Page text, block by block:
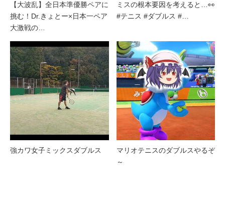
【大波乱】全日本準優勝ペアに
挑む！Dr.きょとー×日本一ペア
大激戦の…
ミスの根本要因を考えると…👀
#テニス #ダブルス #…
強カワ女子ミックスダブルス
マリオテニスのダブルスやるぞ
～